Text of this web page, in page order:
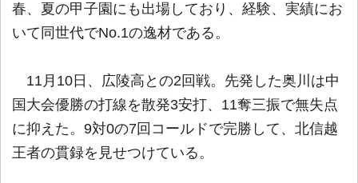
春、夏の甲子園にも出場しており、経験、実績にお
いて同世代でNo.1の逸材である。
11月10日、広陵高との2回戦。先発した奥川は中
国大会優勝の打線を散発3安打、11奪三振で無失点
に抑えた。9対0の7回コールドで完勝して、北信越
王者の貫録を見せつけている。